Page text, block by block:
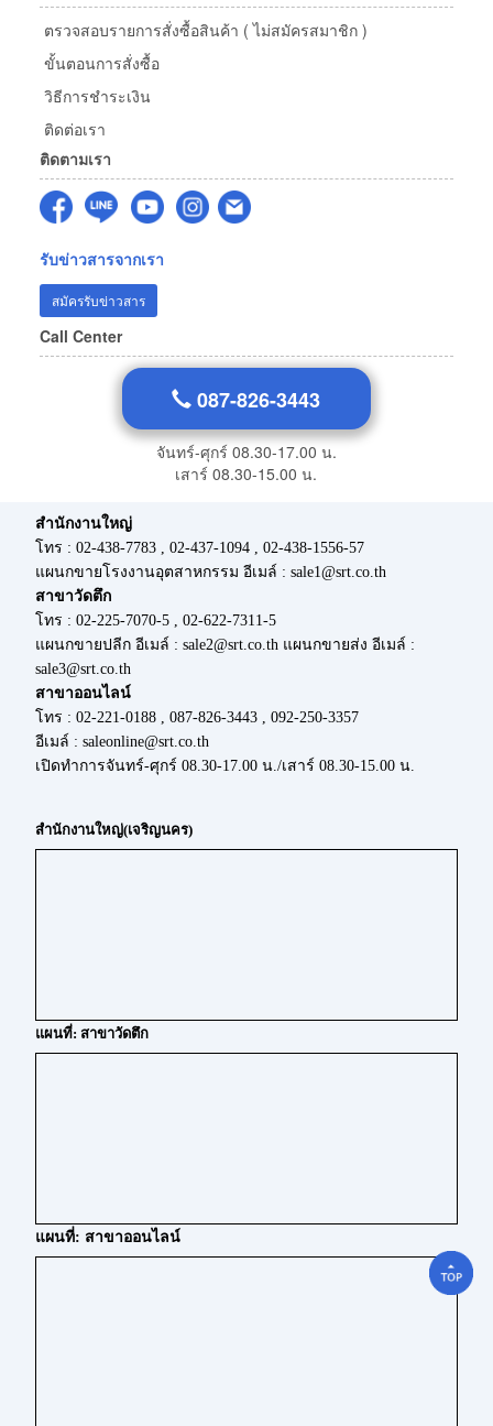
ตรวจสอบรายการสั่งซื้อสินค้า ( ไม่สมัครสมาชิก )
ขั้นตอนการสั่งซื้อ
วิธีการชำระเงิน
ติดต่อเรา
ติดตามเรา
รับข่าวสารจากเรา
สมัครรับข่าวสาร
Call Center
087-826-3443
จันทร์-ศุกร์ 08.30-17.00 น.
เสาร์ 08.30-15.00 น.
สำนักงานใหญ่
โทร : 02-438-7783 , 02-437-1094 , 02-438-1556-57
แผนกขายโรงงานอุตสาหกรรม อีเมล์ : sale1@srt.co.th
สาขาวัดตึก
โทร : 02-225-7070-5 , 02-622-7311-5
แผนกขายปลีก อีเมล์ : sale2@srt.co.th แผนกขายส่ง อีเมล์ :
sale3@srt.co.th
สาขาออนไลน์
โทร : 02-221-0188 , 087-826-3443 , 092-250-3357
อีเมล์ : saleonline@srt.co.th
เปิดทำการจันทร์-ศุกร์ 08.30-17.00 น./เสาร์ 08.30-15.00 น.
สำนักงานใหญ่(เจริญนคร)
แผนที่: สาขาวัดตึก
แผนที่: สาขาออนไลน์